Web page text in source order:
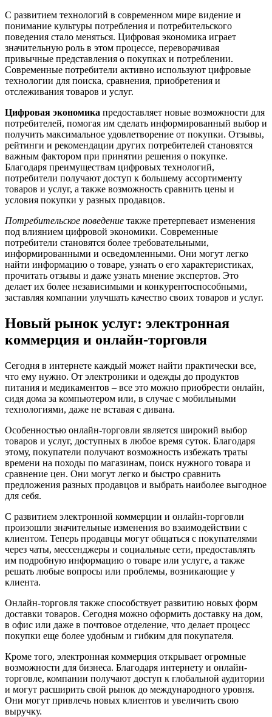
С развитием технологий в современном мире видение и
понимание культуры потребления и потребительского
поведения стало меняться. Цифровая экономика играет
значительную роль в этом процессе, переворачивая
привычные представления о покупках и потреблении.
Современные потребители активно используют цифровые
технологии для поиска, сравнения, приобретения и
отслеживания товаров и услуг.
Цифровая экономика предоставляет новые возможности для
потребителей, помогая им сделать информированный выбор и
получить максимальное удовлетворение от покупки. Отзывы,
рейтинги и рекомендации других потребителей становятся
важным фактором при принятии решения о покупке.
Благодаря преимуществам цифровых технологий,
потребители получают доступ к большему ассортименту
товаров и услуг, а также возможность сравнить цены и
условия покупки у разных продавцов.
Потребительское поведение также претерпевает изменения
под влиянием цифровой экономики. Современные
потребители становятся более требовательными,
информированными и осведомленными. Они могут легко
найти информацию о товаре, узнать о его характеристиках,
прочитать отзывы и даже узнать мнение экспертов. Это
делает их более независимыми и конкурентоспособными,
заставляя компании улучшать качество своих товаров и услуг.
Новый рынок услуг: электронная
коммерция и онлайн-торговля
Сегодня в интернете каждый может найти практически все,
что ему нужно. От электроники и одежды до продуктов
питания и медикаментов – все это можно приобрести онлайн,
сидя дома за компьютером или, в случае с мобильными
технологиями, даже не вставая с дивана.
Особенностью онлайн-торговли является широкий выбор
товаров и услуг, доступных в любое время суток. Благодаря
этому, покупатели получают возможность избежать траты
времени на походы по магазинам, поиск нужного товара и
сравнение цен. Они могут легко и быстро сравнить
предложения разных продавцов и выбрать наиболее выгодное
для себя.
С развитием электронной коммерции и онлайн-торговли
произошли значительные изменения во взаимодействии с
клиентом. Теперь продавцы могут общаться с покупателями
через чаты, мессенджеры и социальные сети, предоставлять
им подробную информацию о товаре или услуге, а также
решать любые вопросы или проблемы, возникающие у
клиента.
Онлайн-торговля также способствует развитию новых форм
доставки товаров. Сегодня можно оформить доставку на дом,
в офис или даже в почтовое отделение, что делает процесс
покупки еще более удобным и гибким для покупателя.
Кроме того, электронная коммерция открывает огромные
возможности для бизнеса. Благодаря интернету и онлайн-
торговле, компании получают доступ к глобальной аудитории
и могут расширить свой рынок до международного уровня.
Они могут привлечь новых клиентов и увеличить свою
выручку.